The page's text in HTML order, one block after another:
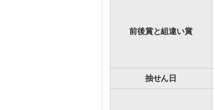
前後賞と組違い賞
抽せん日